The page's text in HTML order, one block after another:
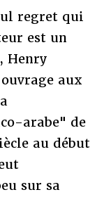
regret qui
est un
Henry
aux
arabe" de
au début
sur sa